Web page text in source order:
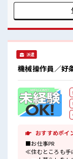
ナタは
憩室完
派遣
機械操作員／好
おすすめポイ
■お仕事PR
≪住むところも